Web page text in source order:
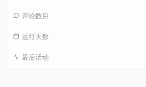
评论数目
运行天数
最后活动